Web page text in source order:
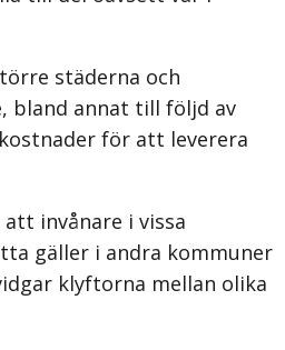
städerna och
bland annat till följd av
för att leverera
invånare i vissa
gäller i andra kommuner
klyftorna mellan olika